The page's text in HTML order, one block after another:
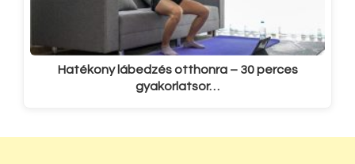
Hatékony lábedzés otthonra – 30 perces
gyakorlatsor…